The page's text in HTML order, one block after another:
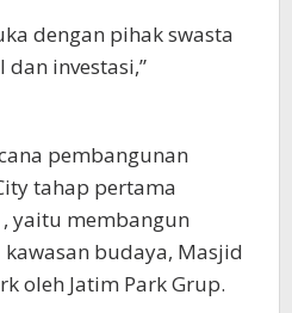
dengan pihak swasta
investasi,”
pembangunan
tahap pertama
yaitu membangun
budaya, Masjid
oleh Jatim Park Grup.